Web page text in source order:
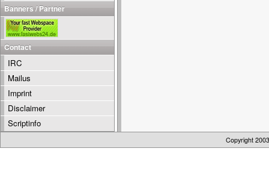
Banners / Partner
Contact
IRC
Mailus
Imprint
Disclaimer
Scriptinfo
Copyright